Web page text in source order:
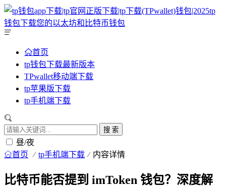
首页
tp钱包下载最新版本
TPwallet移动端下载
tp苹果版下载
tp手机端下载
搜 索
昼/夜
首页 tp手机端下载 内容详情
比特币能否提到 imToken 钱包？深度解